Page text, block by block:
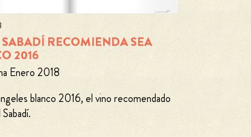
RECOMIENDA SEA
2016
Enero 2018
blanco 2016, el vino recomendado